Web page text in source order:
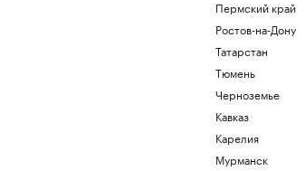
Пермский край
Ростов-на-Дону
Татарстан
Тюмень
Черноземье
Кавказ
Карелия
Мурманск